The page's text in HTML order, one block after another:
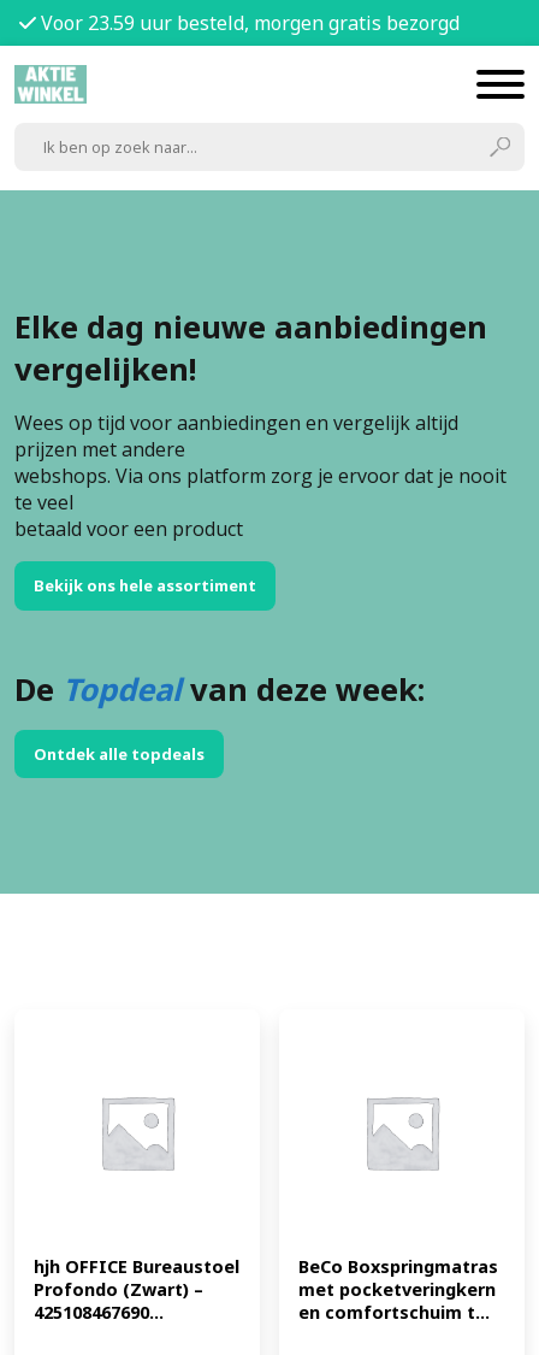
Voor 23.59 uur besteld, morgen gratis bezorgd
Elke dag nieuwe aanbiedingen
vergelijken!
Wees op tijd voor aanbiedingen en vergelijk altijd
prijzen met andere
webshops. Via ons platform zorg je ervoor dat je nooit
te veel
betaald voor een product
Bekijk ons hele assortiment
De Topdealvan deze week:
Ontdek alle topdeals
hjh OFFICE Bureaustoel
Profondo (Zwart) –
425108467690...
BeCo Boxspringmatras
met pocketveringkern
en comfortschuim t...